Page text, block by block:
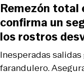
Inesperadas
farandulero.
Remezón total
confirma un
los rostros